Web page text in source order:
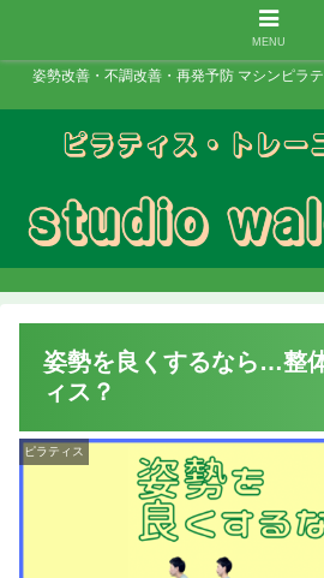
姿勢改善・不調改善・再発予防 マシンピラ
姿勢を良くするなら…整
ィス？
ピラティス
MENU